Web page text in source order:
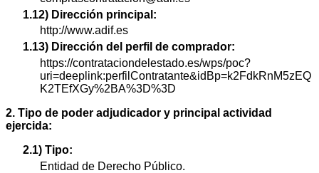
1.12) Dirección principal:
http://www.adif.es
1.13) Dirección del perfil de comprador:
https://contrataciondelestado.es/wps/poc?
uri=deeplink:perfilContratante&idBp=k2FdkRnM5zEQ
K2TEfXGy%2BA%3D%3D
2. Tipo de poder adjudicador y principal actividad
ejercida:
2.1) Tipo:
Entidad de Derecho Público.